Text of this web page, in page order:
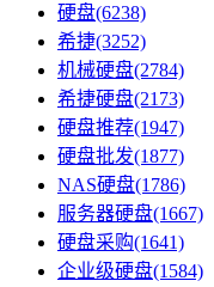
硬盘(6238)
希捷(3252)
机械硬盘(2784)
希捷硬盘(2173)
硬盘推荐(1947)
硬盘批发(1877)
NAS硬盘(1786)
服务器硬盘(1667)
硬盘采购(1641)
企业级硬盘(1584)